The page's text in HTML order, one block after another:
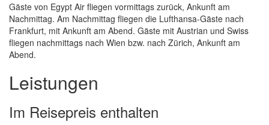
Gäste von Egypt Air fliegen vormittags zurück, Ankunft am
Nachmittag. Am Nachmittag fliegen die Lufthansa-Gäste nach
Frankfurt, mit Ankunft am Abend. Gäste mit Austrian und Swiss
fliegen nachmittags nach Wien bzw. nach Zürich, Ankunft am
Abend.
Leistungen
Im Reisepreis enthalten